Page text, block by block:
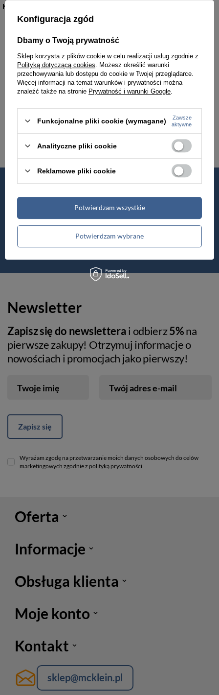
KATEGORIE
Torby męskie Teczki męskie
Plecaki Portfele
Walizki podróżne Akcesoria i dodatki odzieżowe
Wysyłka nawet
Darmowa dostawa
od 399 zł
Newsletter
Zapisz się do newsletterai odbierz5%na
pierwsze zakupy! Otrzymuj informacje o
nowościach i promocjach jako pierwszy!
Twoje imię Twój adres e-mail
Zapisz się
Wyrażam zgodę na przetwarzanie moich danych osobowych do celów
marketingowych zgodnie z polityką prywatności
Oferta
Informacje
Obsługa klienta
Moje konto
Kontakt
sklep@mcklein.pl
Konfiguracja zgód
Dbamy o Twoją prywatność
Sklep korzysta z plików cookie w celu realizacji usług zgodnie z
Polityką dotyczącą cookies . Możesz określić warunki
przechowywania lub dostępu do cookie w Twojej przeglądarce.
Więcej informacji na temat warunków i prywatności można
znaleźć także na stronie Prywatność i warunki Google
Funkcjonalne pliki cookie (wymagane)
Zawsze
aktywne
Analityczne pliki cookie
Reklamowe pliki cookie
Potwierdzam wybrane
Potwierdzam wszystkie